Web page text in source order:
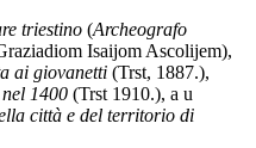
triestino (Archeografo
Isaijom Ascolijem),
ai giovanetti (Trst, 1887.),
1400 (Trst 1910.), a u
città e del territorio di